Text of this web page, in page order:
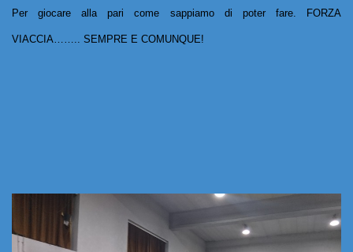
Per giocare alla pari come sappiamo di poter fare. FORZA
VIACCIA…….. SEMPRE E COMUNQUE!